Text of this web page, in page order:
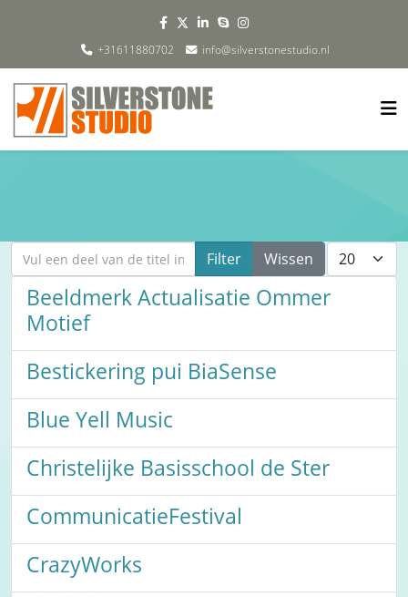
+31611880702 info@silverstonestudio.nl
Vul een deel van de titel in Filter Wissen Toon #
Beeldmerk Actualisatie Ommer
Motief
Bestickering pui BiaSense
Blue Yell Music
Christelijke Basisschool de Ster
CommunicatieFestival
CrazyWorks